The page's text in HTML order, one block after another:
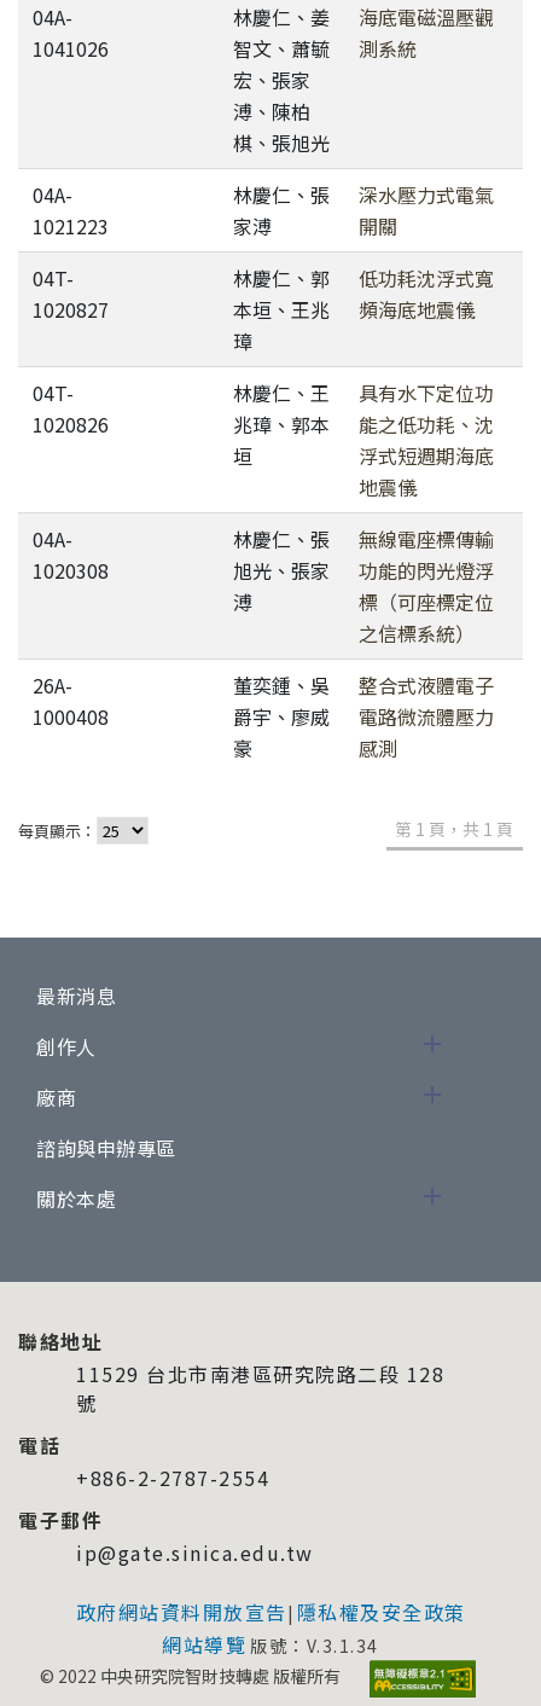
04A-
1041026
林慶仁、姜
智文、蕭毓
宏、張家
溥、陳柏
棋、張旭光
海底電磁溫壓觀
測系統
04A-
1021223
林慶仁、張
家溥
深水壓力式電氣
開關
04T-
1020827
林慶仁、郭
本垣、王兆
璋
低功耗沈浮式寬
頻海底地震儀
04T-
1020826
林慶仁、王
兆璋、郭本
垣
具有水下定位功
能之低功耗、沈
浮式短週期海底
地震儀
04A-
1020308
林慶仁、張
旭光、張家
溥
無線電座標傳輸
功能的閃光燈浮
標（可座標定位
之信標系統）
26A-
1000408
董奕鍾、吳
爵宇、廖威
豪
整合式液體電子
電路微流體壓力
感測
每頁顯示： 第 1 頁，共 1 頁
最新消息
創作人
廠商
諮詢與申辦專區
關於本處
聯絡地址
11529 台北市南港區研究院路二段 128
號
電話
+886-2-2787-2554
電子郵件
ip@gate.sinica.edu.tw
政府網站資料開放宣告 | 隱私權及安全政策
網站導覽 版號：V.3.1.34
© 2022 中央研究院智財技轉處 版權所有